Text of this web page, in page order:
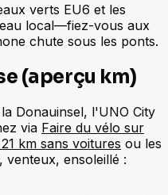
verts EU6 et les
local—fiez-vous aux
chute sous les ponts.
(aperçu km)
Donauinsel, l'UNO City
via Faire du vélo sur
km sans voitures ou les
venteux, ensoleillé :